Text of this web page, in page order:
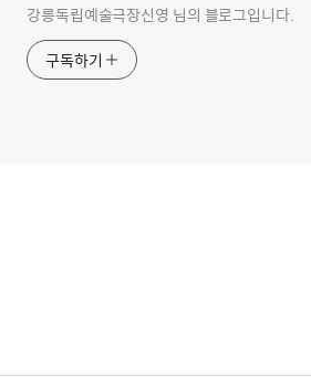
강릉독립예술극장신영 님의 블로그입니다.
구독하기